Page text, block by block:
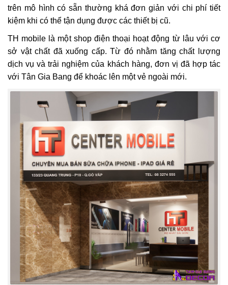
trên mô hình có sẵn thường khá đơn giản với chi phí tiết
kiệm khi có thể tận dụng được các thiết bị cũ.
TH mobile là một shop điện thoại hoạt động từ lâu với cơ
sở vật chất đã xuống cấp. Từ đó nhằm tăng chất lượng
dịch vụ và trải nghiệm của khách hàng, đơn vị đã hợp tác
với Tân Gia Bang để khoác lên một vẻ ngoài mới.